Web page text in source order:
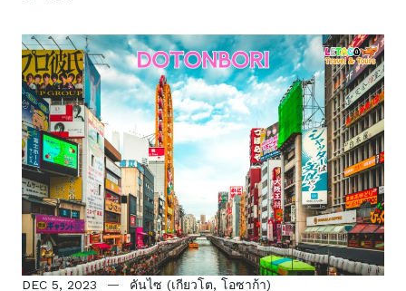
DEC 5, 2023 คันไซ (เกียวโต, โอซาก้า)